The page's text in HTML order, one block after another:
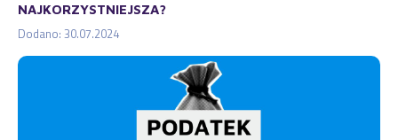
NAJKORZYSTNIEJSZA?
Dodano: 30.07.2024